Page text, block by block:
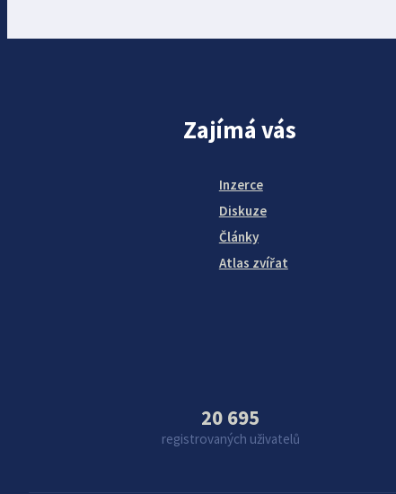
Zajímá vás
Inzerce
Diskuze
Články
Atlas zvířat
20 695
registrovaných uživatelů